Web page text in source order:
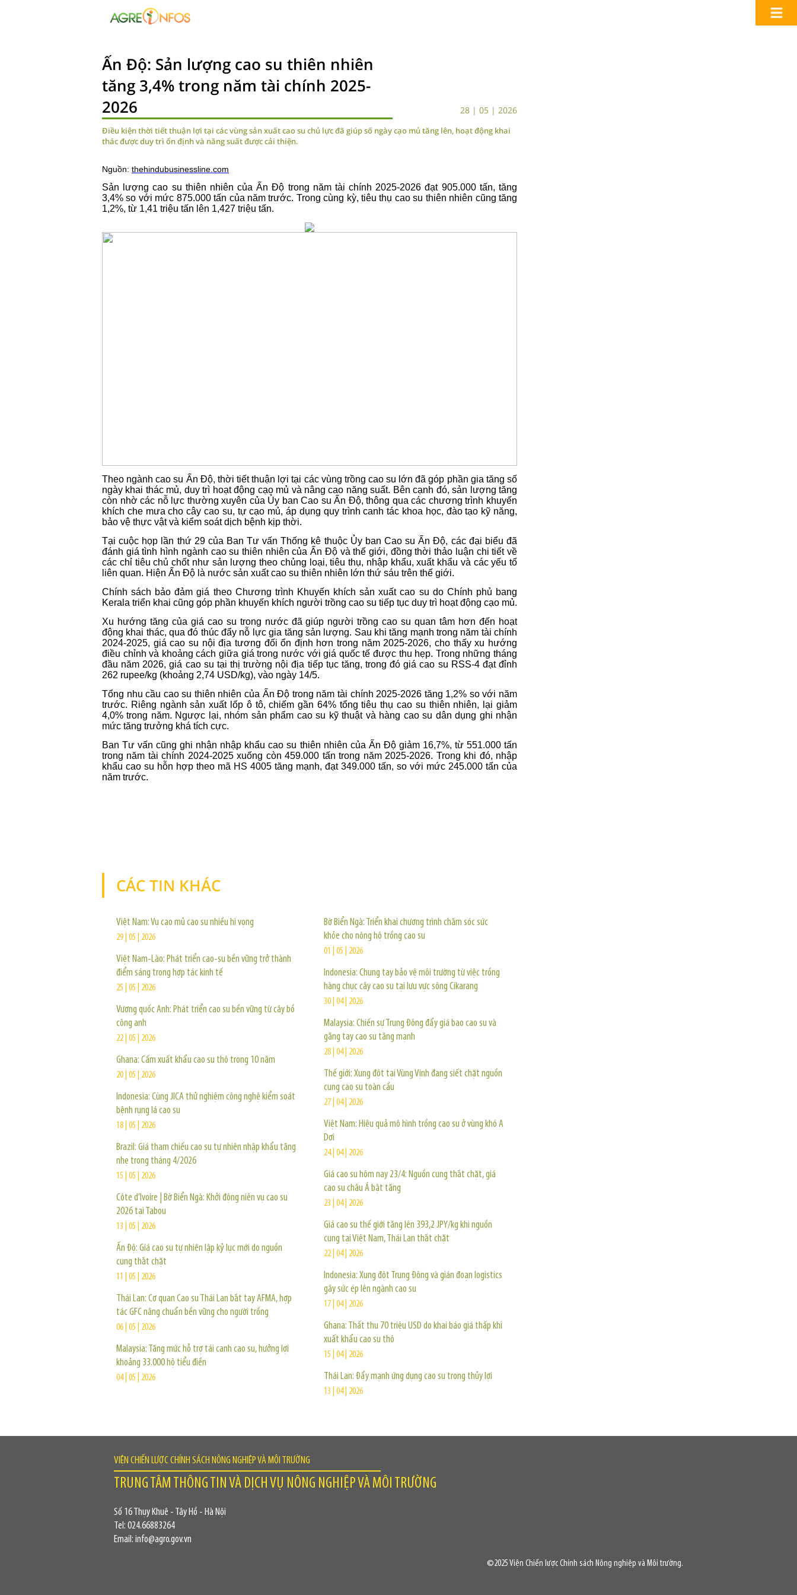
Ấn Độ: Sản lượng cao su thiên nhiên
tăng 3,4% trong năm tài chính 2025-
2026
28 | 05 | 2026
Điều kiện thời tiết thuận lợi tại các vùng sản xuất cao su chủ lực đã giúp số ngày cạo mủ tăng lên, hoạt động khai
thác được duy trì ổn định và năng suất được cải thiện.
Nguồn: thehindubusinessline.com
Sản lượng cao su thiên nhiên của Ấn Độ trong năm tài chính 2025-2026 đạt 905.000 tấn, tăng
3,4% so với mức 875.000 tấn của năm trước. Trong cùng kỳ, tiêu thụ cao su thiên nhiên cũng tăng
1,2%, từ 1,41 triệu tấn lên 1,427 triệu tấn.
Theo ngành cao su Ấn Độ, thời tiết thuận lợi tại các vùng trồng cao su lớn đã góp phần gia tăng số
ngày khai thác mủ, duy trì hoạt động cạo mủ và nâng cao năng suất. Bên cạnh đó, sản lượng tăng
còn nhờ các nỗ lực thường xuyên của Ủy ban Cao su Ấn Độ, thông qua các chương trình khuyến
khích che mưa cho cây cao su, tự cạo mủ, áp dụng quy trình canh tác khoa học, đào tạo kỹ năng,
bảo vệ thực vật và kiểm soát dịch bệnh kịp thời.
Tại cuộc họp lần thứ 29 của Ban Tư vấn Thống kê thuộc Ủy ban Cao su Ấn Độ, các đại biểu đã
đánh giá tình hình ngành cao su thiên nhiên của Ấn Độ và thế giới, đồng thời thảo luận chi tiết về
các chỉ tiêu chủ chốt như sản lượng theo chủng loại, tiêu thụ, nhập khẩu, xuất khẩu và các yếu tố
liên quan. Hiện Ấn Độ là nước sản xuất cao su thiên nhiên lớn thứ sáu trên thế giới.
Chính sách bảo đảm giá theo Chương trình Khuyến khích sản xuất cao su do Chính phủ bang
Kerala triển khai cũng góp phần khuyến khích người trồng cao su tiếp tục duy trì hoạt động cạo mủ.
Xu hướng tăng của giá cao su trong nước đã giúp người trồng cao su quan tâm hơn đến hoạt
động khai thác, qua đó thúc đẩy nỗ lực gia tăng sản lượng. Sau khi tăng mạnh trong năm tài chính
2024-2025, giá cao su nội địa tương đối ổn định hơn trong năm 2025-2026, cho thấy xu hướng
điều chỉnh và khoảng cách giữa giá trong nước với giá quốc tế được thu hẹp. Trong những tháng
đầu năm 2026, giá cao su tại thị trường nội địa tiếp tục tăng, trong đó giá cao su RSS-4 đạt đỉnh
262 rupee/kg (khoảng 2,74 USD/kg), vào ngày 14/5.
Tổng nhu cầu cao su thiên nhiên của Ấn Độ trong năm tài chính 2025-2026 tăng 1,2% so với năm
trước. Riêng ngành sản xuất lốp ô tô, chiếm gần 64% tổng tiêu thụ cao su thiên nhiên, lại giảm
4,0% trong năm. Ngược lại, nhóm sản phẩm cao su kỹ thuật và hàng cao su dân dụng ghi nhận
mức tăng trưởng khá tích cực.
Ban Tư vấn cũng ghi nhận nhập khẩu cao su thiên nhiên của Ấn Độ giảm 16,7%, từ 551.000 tấn
trong năm tài chính 2024-2025 xuống còn 459.000 tấn trong năm 2025-2026. Trong khi đó, nhập
khẩu cao su hỗn hợp theo mã HS 4005 tăng mạnh, đạt 349.000 tấn, so với mức 245.000 tấn của
năm trước.
CÁC TIN KHÁC
Việt Nam: Vụ cạo mủ cao su nhiều hi vọng
29 | 05 | 2026
Việt Nam-Lào: Phát triển cao-su bền vững trở thành
điểm sáng trong hợp tác kinh tế
25 | 05 | 2026
Vương quốc Anh: Phát triển cao su bền vững từ cây bồ
công anh
22 | 05 | 2026
Ghana: Cấm xuất khẩu cao su thô trong 10 năm
20 | 05 | 2026
Indonesia: Cùng JICA thử nghiệm công nghệ kiểm soát
bệnh rụng lá cao su
18 | 05 | 2026
Brazil: Giá tham chiếu cao su tự nhiên nhập khẩu tăng
nhẹ trong tháng 4/2026
15 | 05 | 2026
Côte d’Ivoire | Bờ Biển Ngà: Khởi động niên vụ cao su
2026 tại Tabou
13 | 05 | 2026
Ấn Độ: Giá cao su tự nhiên lập kỷ lục mới do nguồn
cung thắt chặt
11 | 05 | 2026
Thái Lan: Cơ quan Cao su Thái Lan bắt tay AFMA, hợp
tác GFC nâng chuẩn bền vững cho người trồng
06 | 05 | 2026
Malaysia: Tăng mức hỗ trợ tái canh cao su, hưởng lợi
khoảng 33.000 hộ tiểu điền
04 | 05 | 2026
Bờ Biển Ngà: Triển khai chương trình chăm sóc sức
khỏe cho nông hộ trồng cao su
01 | 05 | 2026
Indonesia: Chung tay bảo vệ môi trường từ việc trồng
hàng chục cây cao su tại lưu vực sông Cikarang
30 | 04 | 2026
Malaysia: Chiến sự Trung Đông đẩy giá bao cao su và
găng tay cao su tăng mạnh
28 | 04 | 2026
Thế giới: Xung đột tại Vùng Vịnh đang siết chặt nguồn
cung cao su toàn cầu
27 | 04 | 2026
Việt Nam: Hiệu quả mô hình trồng cao su ở vùng khó A
Dơi
24 | 04 | 2026
Giá cao su hôm nay 23/4: Nguồn cung thắt chặt, giá
cao su châu Á bật tăng
23 | 04 | 2026
Giá cao su thế giới tăng lên 393,2 JPY/kg khi nguồn
cung tại Việt Nam, Thái Lan thắt chặt
22 | 04 | 2026
Indonesia: Xung đột Trung Đông và gián đoạn logistics
gây sức ép lên ngành cao su
17 | 04 | 2026
Ghana: Thất thu 70 triệu USD do khai báo giá thấp khi
xuất khẩu cao su thô
15 | 04 | 2026
Thái Lan: Đẩy mạnh ứng dụng cao su trong thủy lợi
13 | 04 | 2026
VIỆN CHIẾN LƯỢC CHÍNH SÁCH NÔNG NGHIỆP VÀ MÔI TRƯỜNG
TRUNG TÂM THÔNG TIN VÀ DỊCH VỤ NÔNG NGHIỆP VÀ MÔI TRƯỜNG
Số 16 Thụy Khuê - Tây Hồ - Hà Nội
Tel: 024.66883264
Email: info@agro.gov.vn
©2025 Viện Chiến lược Chính sách Nông nghiệp và Môi trường.